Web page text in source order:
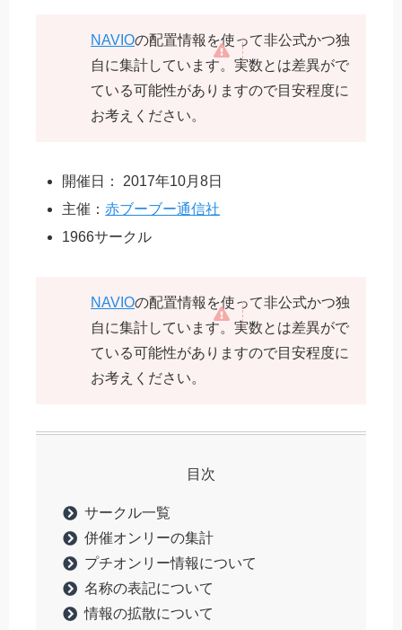
NAVIOの配置情報を使って非公式かつ独
自に集計しています。実数とは差異がで
ている可能性がありますので目安程度に
お考えください。
開催日： 2017年10月8日
主催：赤ブーブー通信社
1966サークル
NAVIOの配置情報を使って非公式かつ独
自に集計しています。実数とは差異がで
ている可能性がありますので目安程度に
お考えください。
目次
サークル一覧
併催オンリーの集計
プチオンリー情報について
名称の表記について
情報の拡散について